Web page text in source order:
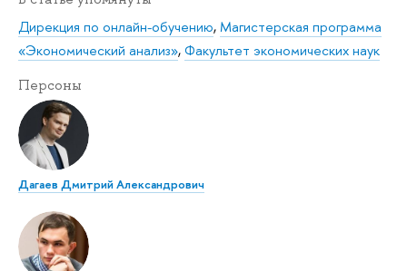
Дирекция по онлайн-обучению,Магистерская программа
«Экономический анализ»,Факультет экономических наук
Персоны
Дагаев Дмитрий Александрович